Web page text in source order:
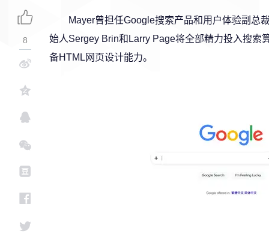
Mayer曾担任Google搜索产品和用户体验副总
始人Sergey Brin和Larry Page将全部精力投入搜索
备HTML网页设计能力。
8